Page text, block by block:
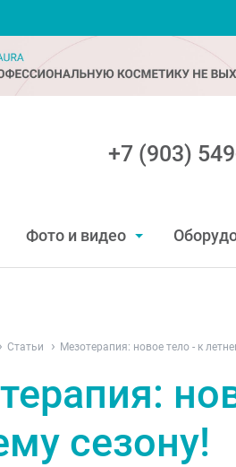
+7 (903)
Фото и видео
Статьи Мезотерапия: новое тело - к
сезону!